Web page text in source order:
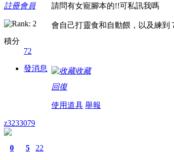
註冊會員
積分
72
發消息
請問有女寵腳本的!!可私訊我嗎
會自己打靈食和自動餵，以及練到
收藏
回復
使用道具 舉報
z3233079
0 5 22